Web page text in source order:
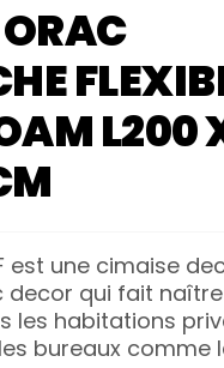
L200
est une cimaise
decor qui fait
les habitations
bureaux comme